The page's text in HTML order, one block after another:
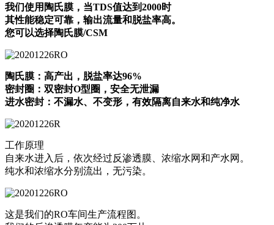
我们使用陶氏膜，当TDS值达到2000时
其性能稳定可靠，输出流量和脱盐率高。
您可以选择陶氏膜/CSM
陶氏膜：高产出，脱盐率达96%
密封圈：双密封O型圈，安全无泄漏
进水密封：不漏水、不变形，有效隔离自来水和纯净水
工作原理
自来水进入后，依次经过反渗透膜、浓缩水网和产水网。
纯水和浓缩水分别流出，无污染。
这是我们的RO车间生产流程图。